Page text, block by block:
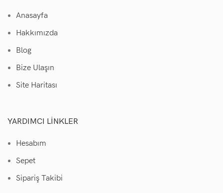
Anasayfa
Hakkımızda
Blog
Bize Ulaşın
Site Haritası
YARDIMCI LINKLER
Hesabım
Sepet
Sipariş Takibi